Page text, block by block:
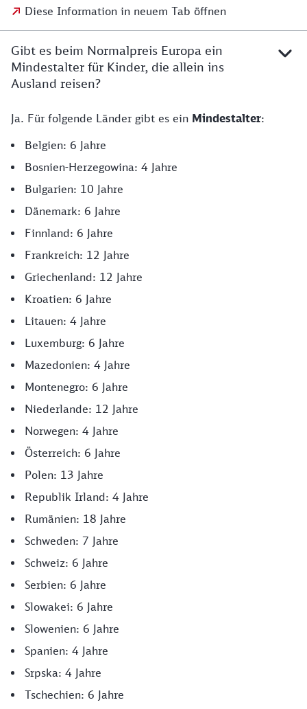
Diese Information in neuem Tab öffnen
Gibt es beim Normalpreis Europa ein
Mindestalter für Kinder, die allein ins
Ausland reisen?
Ja. Für folgende Länder gibt es ein Mindestalter:
Belgien: 6 Jahre
Bosnien-Herzegowina: 4 Jahre
Bulgarien: 10 Jahre
Dänemark: 6 Jahre
Finnland: 6 Jahre
Frankreich: 12 Jahre
Griechenland: 12 Jahre
Kroatien: 6 Jahre
Litauen: 4 Jahre
Luxemburg: 6 Jahre
Mazedonien: 4 Jahre
Montenegro: 6 Jahre
Niederlande: 12 Jahre
Norwegen: 4 Jahre
Österreich: 6 Jahre
Polen: 13 Jahre
Republik Irland: 4 Jahre
Rumänien: 18 Jahre
Schweden: 7 Jahre
Schweiz: 6 Jahre
Serbien: 6 Jahre
Slowakei: 6 Jahre
Slowenien: 6 Jahre
Spanien: 4 Jahre
Srpska: 4 Jahre
Tschechien: 6 Jahre